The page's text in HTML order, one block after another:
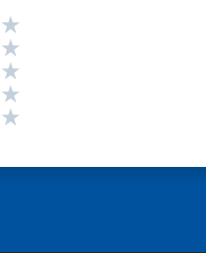
Valutazione